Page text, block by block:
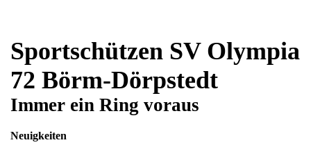
Sportschützen SV Olympia
72 Börm-Dörpstedt
Immer ein Ring voraus
Neuigkeiten